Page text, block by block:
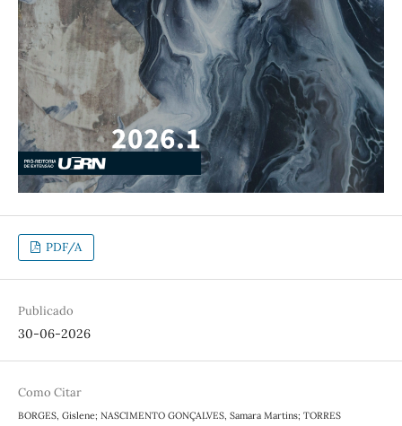
PDF/A
Publicado
30-06-2026
Como Citar
BORGES, Gislene; NASCIMENTO GONÇALVES, Samara Martins; TORRES